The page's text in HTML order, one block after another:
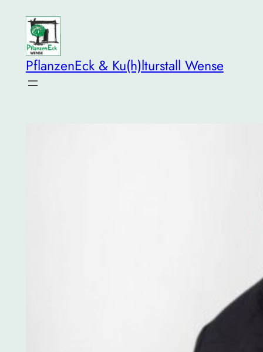
springen
PflanzenEck & Ku(h)lturstall Wense